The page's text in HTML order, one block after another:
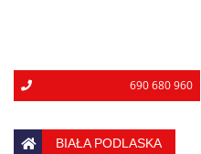
690 680 960
BIAŁA PODLASKA